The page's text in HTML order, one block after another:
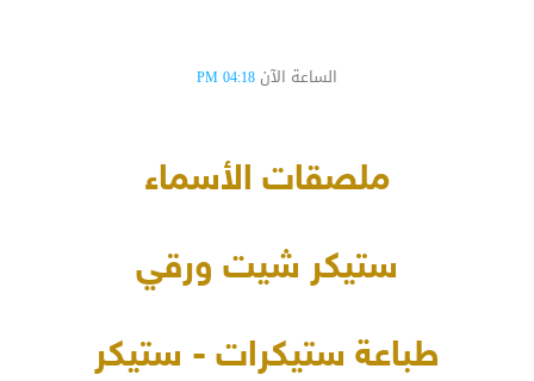
الساعة الآن 04:18 PM
ملصقات الأسماء
ستيكر شيت ورقي
طباعة ستيكرات - ستيكر